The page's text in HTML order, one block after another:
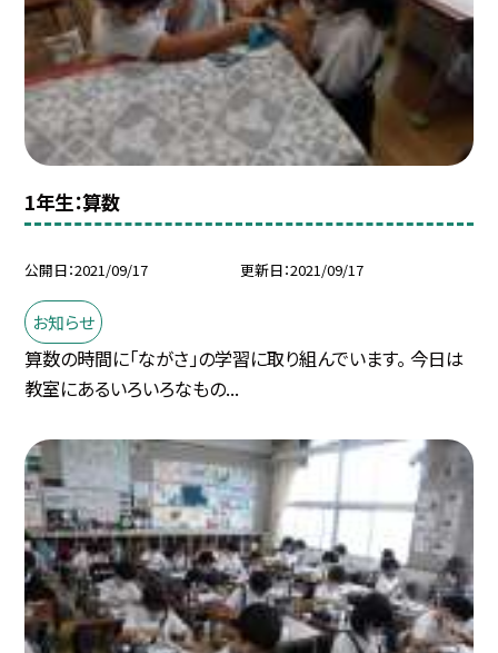
1年生：算数
公開日 2021/09/17 更新日 2021/09/17
お知らせ
算数の時間に「ながさ」の学習に取り組んでいます。 今日は
教室にあるいろいろなもの...